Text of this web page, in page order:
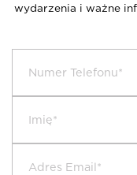
wydarzenia i ważne